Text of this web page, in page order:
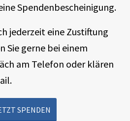
Spendenbescheinigung.
jederzeit eine Zustiftung
Sie gerne bei einem
am Telefon oder klären
SPENDEN